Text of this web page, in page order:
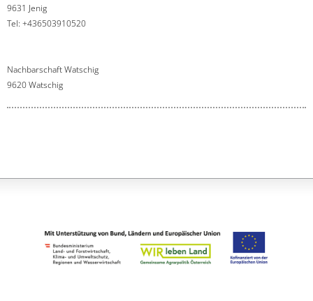
9631 Jenig
Tel: +436503910520
Nachbarschaft Watschig
9620 Watschig